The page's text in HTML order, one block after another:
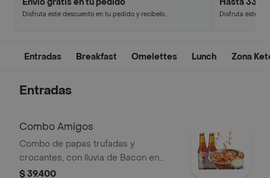
Disfruta este descuento en tu pedido y recíbelo
Disfruta este
Entradas Breakfast Omelettes Lunch Zona
Entradas
Combo Amigos
Combo de papas trufadas y
crocantes, con lluvia de Bacon en
deliciosos trozos y dos refrescantes
$ 39.400